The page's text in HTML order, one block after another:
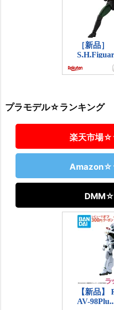
プラモデル☆ランキング
楽天市場☆
Amazon☆